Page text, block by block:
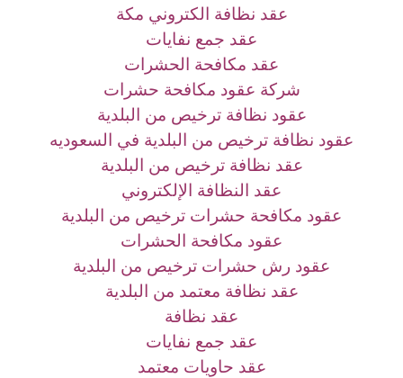
عقد نظافة الكتروني مكة
عقد جمع نفايات
عقد مكافحة الحشرات
شركة عقود مكافحة حشرات
عقود نظافة ترخيص من البلدية
عقود نظافة ترخيص من البلدية في السعوديه
عقد نظافة ترخيص من البلدية
عقد النظافة الإلكتروني
عقود مكافحة حشرات ترخيص من البلدية
عقود مكافحة الحشرات
عقود رش حشرات ترخيص من البلدية
عقد نظافة معتمد من البلدية
عقد نظافة
عقد جمع نفايات
عقد حاويات معتمد